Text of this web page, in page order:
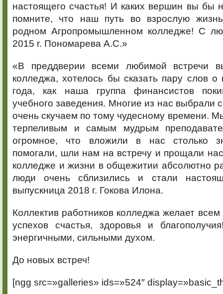
настоящего счастья! И каких вершин вы бы
помните, что наш путь во взрослую
родном Агропромышленном колледже! С
2015 г. Пономарева А.С.»
«В преддверии всеми любимой встречи
колледжа, хотелось бы сказать пару слов
года, как наша группа финансистов
учебного заведения. Многие из нас выбрали
очень скучаем по тому чудесному времени.
терпеливым и самым мудрым
огромное, что вложили в нас столько
помогали, шли нам на встречу и прощали
колледже и жизни в общежитии абсолютно
люди очень сблизились и стали
выпускница 2018 г. Гокова Илона.
Коллектив работников колледжа желает
успехов счастья, здоровья и
энергичными, сильными духом.
До новых встреч!
[ngg src=»galleries» ids=»524″